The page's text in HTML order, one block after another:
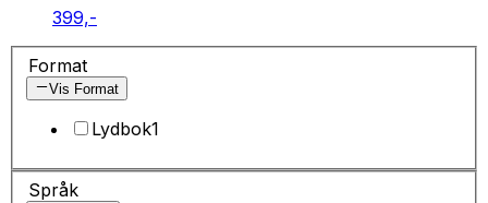
399,-
Format
Vis Format
Lydbok1
Språk